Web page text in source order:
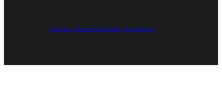
Criação e Desenvolvimento: RapDesign